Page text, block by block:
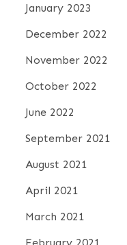
January 2023
December 2022
November 2022
October 2022
June 2022
September 2021
August 2021
April 2021
March 2021